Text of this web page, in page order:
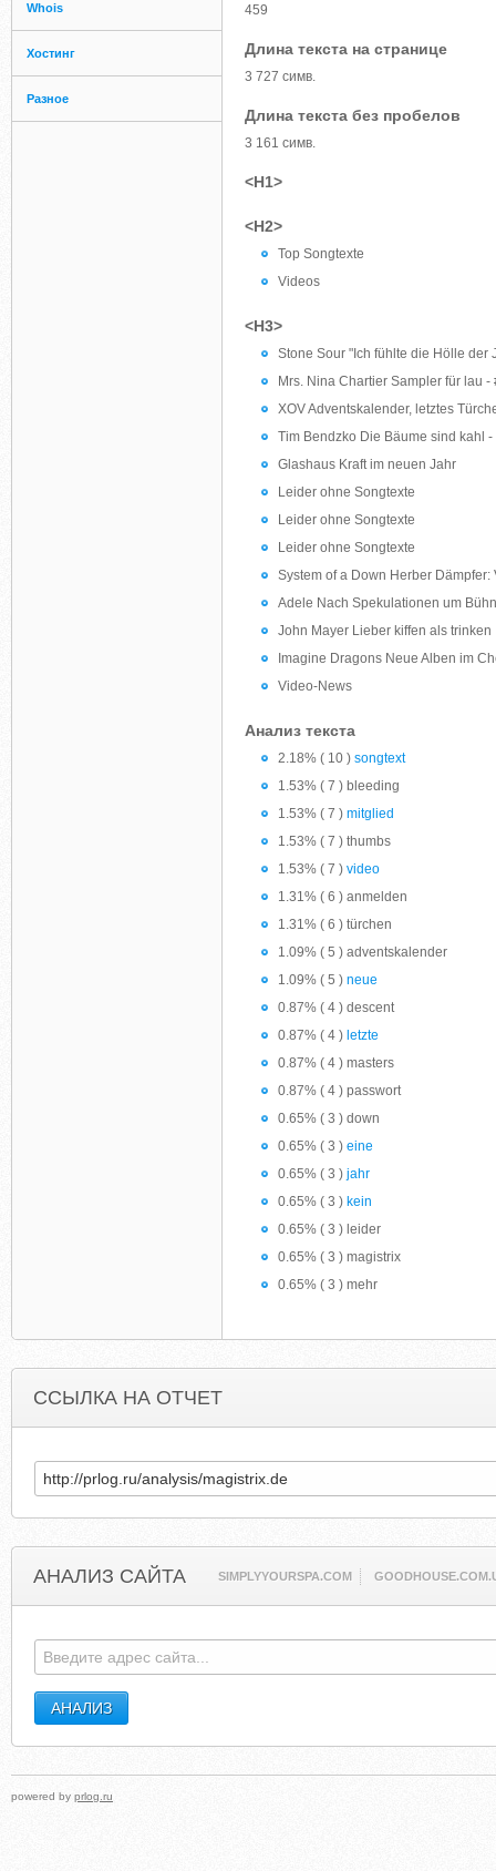
Whois
Хостинг
Разное
459
Длина текста на странице
3 727 симв.
Длина текста без пробелов
3 161 симв.
<H1>
<H2>
Top Songtexte
Videos
<H3>
Stone Sour "Ich fühlte die Hölle der
Mrs. Nina Chartier Sampler für lau
XOV Adventskalender, letztes
Tim Bendzko Die Bäume sind kahl
Glashaus Kraft im neuen Jahr
Leider ohne Songtexte
Leider ohne Songtexte
Leider ohne Songtexte
System of a Down Herber
Adele Nach Spekulationen um
John Mayer Lieber kiffen als trinken
Imagine Dragons Neue Alben im
Video-News
Анализ текста
2.18% ( 10 ) songtext
1.53% ( 7 ) bleeding
1.53% ( 7 ) mitglied
1.53% ( 7 ) thumbs
1.53% ( 7 ) video
1.31% ( 6 ) anmelden
1.31% ( 6 ) türchen
1.09% ( 5 ) adventskalender
1.09% ( 5 ) neue
0.87% ( 4 ) descent
0.87% ( 4 ) letzte
0.87% ( 4 ) masters
0.87% ( 4 ) passwort
0.65% ( 3 ) down
0.65% ( 3 ) eine
0.65% ( 3 ) jahr
0.65% ( 3 ) kein
0.65% ( 3 ) leider
0.65% ( 3 ) magistrix
0.65% ( 3 ) mehr
ССЫЛКА НА ОТЧЕТ
АНАЛИЗ САЙТА SIMPLYYOURSPA.COM
powered by prlog.ru